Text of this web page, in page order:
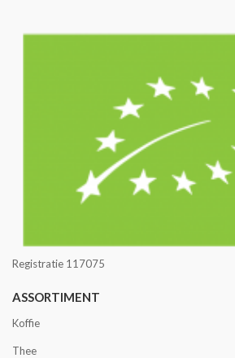
Registratie 117075
ASSORTIMENT
Koffie
Thee